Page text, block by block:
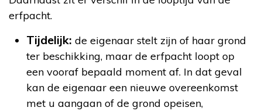
erfpacht.
Tijdelijk: de eigenaar stelt zijn of haar grond
ter beschikking, maar de erfpacht loopt op
een vooraf bepaald moment af. In dat geval
kan de eigenaar een nieuwe overeenkomst
met u aangaan of de grond opeisen,